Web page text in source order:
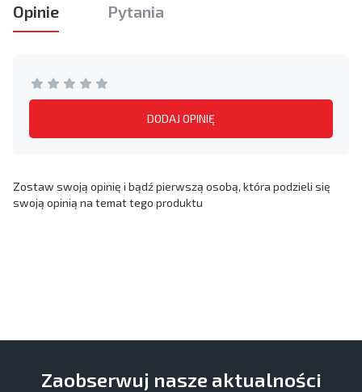
Opinie Pytania
DODAJ OPINIĘ
Zostaw swoją opinię i bądź pierwszą osobą, która podzieli się
swoją opinią na temat tego produktu
Zaobserwuj nasze aktualności